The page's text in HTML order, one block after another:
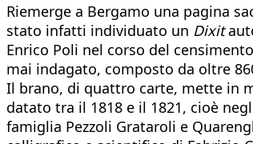
Riemerge a Bergamo una pagina
stato infatti individuato un Dixit
Enrico Poli nel corso del
mai indagato, composto da oltre
Il brano, di quattro carte, mette in
datato tra il 1818 e il 1821, cioè
famiglia Pezzoli Grataroli e